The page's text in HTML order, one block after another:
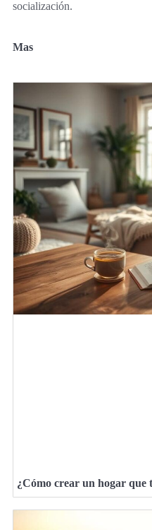
socialización.
Mas
¿Cómo crear un hogar que